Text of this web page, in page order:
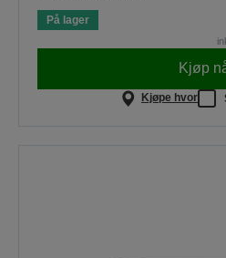
På lager
Kjøp
Kjøpe hvor